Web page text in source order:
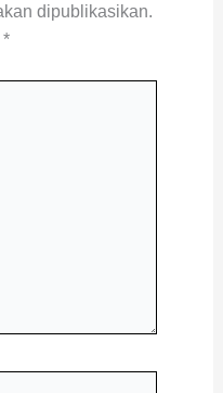
dipublikasikan.
*